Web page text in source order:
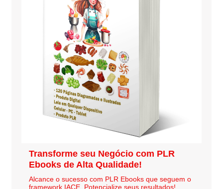
Transforme seu Negócio com PLR
Ebooks de Alta Qualidade!
Alcance o sucesso com PLR Ebooks que seguem o
framework IACE. Potencialize seus resultados!